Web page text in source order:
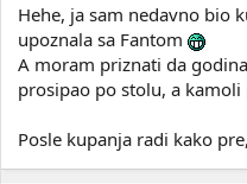
Hehe, ja sam nedavno bio
upoznala sa Fantom
A moram priznati da
prosipao po stolu, a
Posle kupanja radi kako